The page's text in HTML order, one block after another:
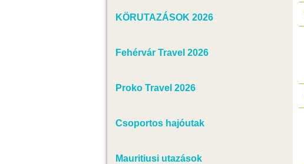
KÖRUTAZÁSOK 2026
Fehérvár Travel 2026
Proko Travel 2026
Csoportos hajóutak
Mauritiusi utazások